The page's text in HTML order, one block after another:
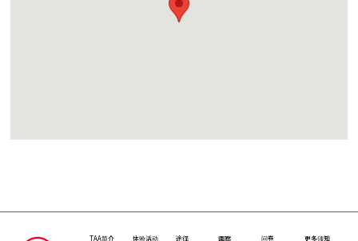
TAA简介 体验活动 途径 画廊 问卷 更多须知